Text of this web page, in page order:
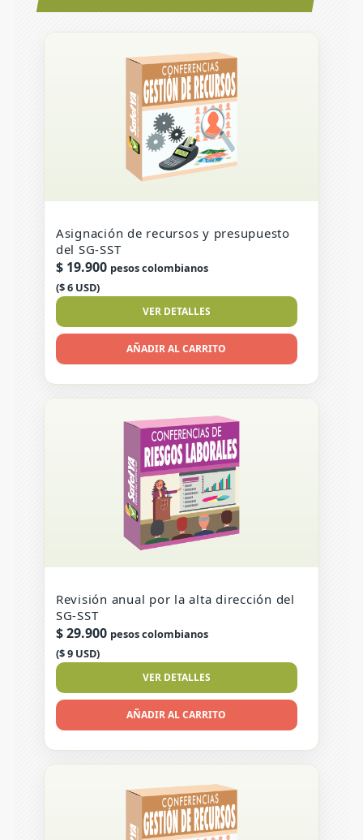
Asignación de recursos y presupuesto
del SG-SST
$19.900 pesos colombianos
($ 6 USD)
VER DETALLES
AÑADIR AL CARRITO
Revisión anual por la alta dirección del
SG-SST
$29.900 pesos colombianos
($ 9 USD)
VER DETALLES
AÑADIR AL CARRITO